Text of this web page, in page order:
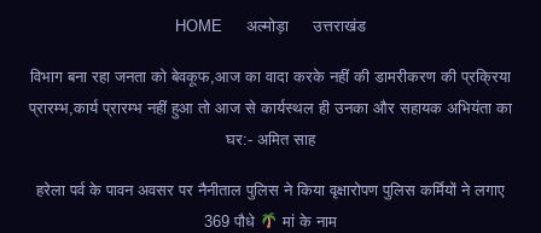
HOME अल्मोड़ा उत्तराखंड
विभाग बना रहा जनता को बेवकूफ,आज का वादा करके नहीं की डामरीकरण की प्रक्रिया
प्रारम्भ,कार्य प्रारम्भ नहीं हुआ तो आज से कार्यस्थल ही उनका और सहायक अभियंता का
घर:- अमित साह
हरेला पर्व के पावन अवसर पर नैनीताल पुलिस ने किया वृक्षारोपण पुलिस कर्मियों ने लगाए
369 पौधे
मां के नाम